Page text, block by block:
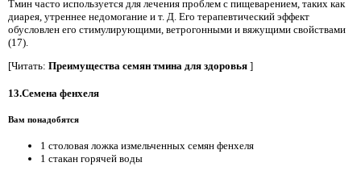
Тмин часто используется для лечения проблем с пищеварением, таких как
диарея, утреннее недомогание и т. Д. Его терапевтический эффект
обусловлен его стимулирующими, ветрогонными и вяжущими свойствами
(17).
[Читать: Преимущества семян тмина для здоровья ]
13.Семена фенхеля
Вам понадобятся
1 столовая ложка измельченных семян фенхеля
1 стакан горячей воды